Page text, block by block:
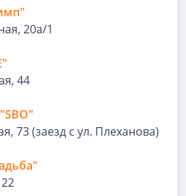
20а/1
44
73 (заезд с ул. Плеханова)